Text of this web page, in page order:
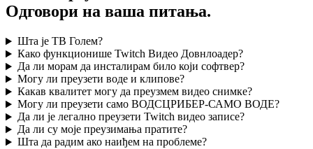
Одговори на ваша питања.
Шта је ТВ Голем?
Како функционише Twitch Видео Довнлоадер?
Да ли морам да инсталирам било који софтвер?
Могу ли преузети воде и клипове?
Какав квалитет могу да преузмем видео снимке?
Могу ли преузети само ВОДСЦРИБЕР-САМО ВОДЕ?
Да ли је легално преузети Twitch видео записе?
Да ли су моје преузимања пратите?
Шта да радим ако наиђем на проблеме?